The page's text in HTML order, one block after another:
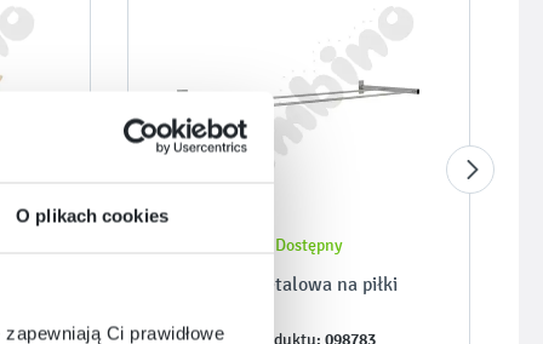
O plikach cookies
Ci prawidłowe
Dostępny
Półka metalowa na piłki
Kod produktu: 098783